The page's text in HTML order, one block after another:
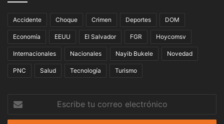
Accidente Choque Crimen Deportes DOM
Economía EEUU El Salvador FGR Hoycomsv
Internacionales Nacionales Nayib Bukele Novedad
PNC Salud Tecnología Turismo
correo